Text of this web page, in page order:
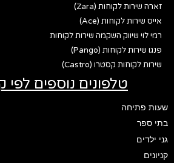
זארה שירות לקוחות (Zara)
אייס שירות לקוחות (Ace)
רמי לוי שיווק השקמה שירות לקוחות
פנגו שירות לקוחות (Pango)
שירות לקוחות קסטרו (Castro)
טלפונים נוספים לפי
שעות פתיחה
בתי ספר
גני ילדים
קניונים